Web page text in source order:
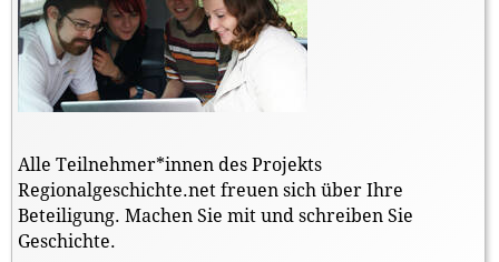
Alle Teilnehmer*innen des Projekts
Regionalgeschichte.net freuen sich über Ihre
Beteiligung. Machen Sie mit und schreiben Sie
Geschichte.